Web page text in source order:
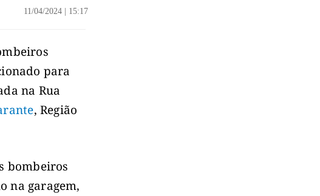
11/04/2024 15:17
para
na Rua
, Região
bombeiros
na garagem,